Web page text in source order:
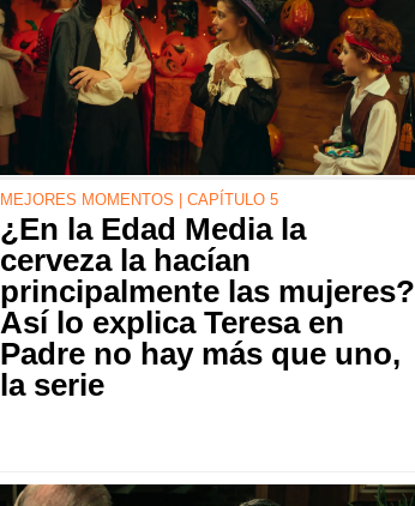
MEJORES MOMENTOS | CAPÍTULO 5
¿En la Edad Media la
cerveza la hacían
principalmente las mujeres?
Así lo explica Teresa en
Padre no hay más que uno,
la serie